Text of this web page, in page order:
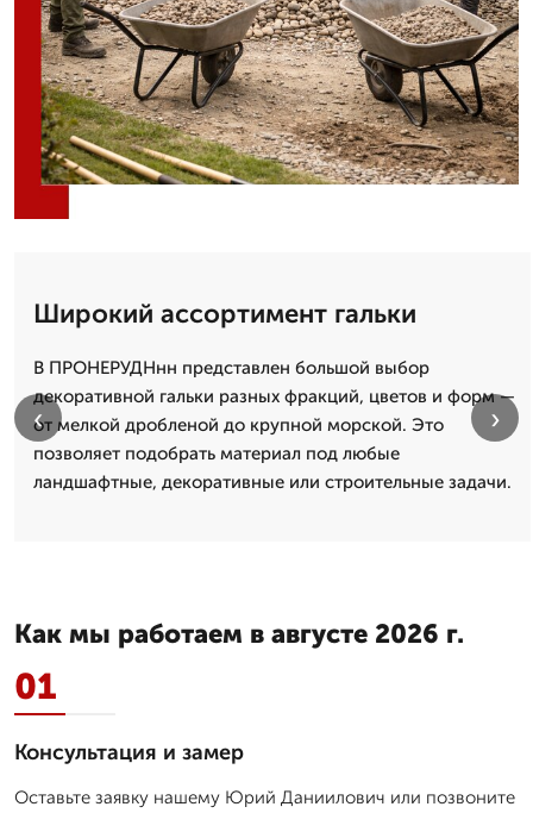
Широкий ассортимент гальки
В ПРОНЕРУДНнн представлен большой выбор
декоративной гальки разных фракций, цветов и форм —
от мелкой дробленой до крупной морской. Это
позволяет подобрать материал под любые
ландшафтные, декоративные или строительные задачи.
‹ ›
Как мы работаем в августе 2026 г.
01
Консультация и замер
Оставьте заявку нашему Юрий Даниилович или позвоните